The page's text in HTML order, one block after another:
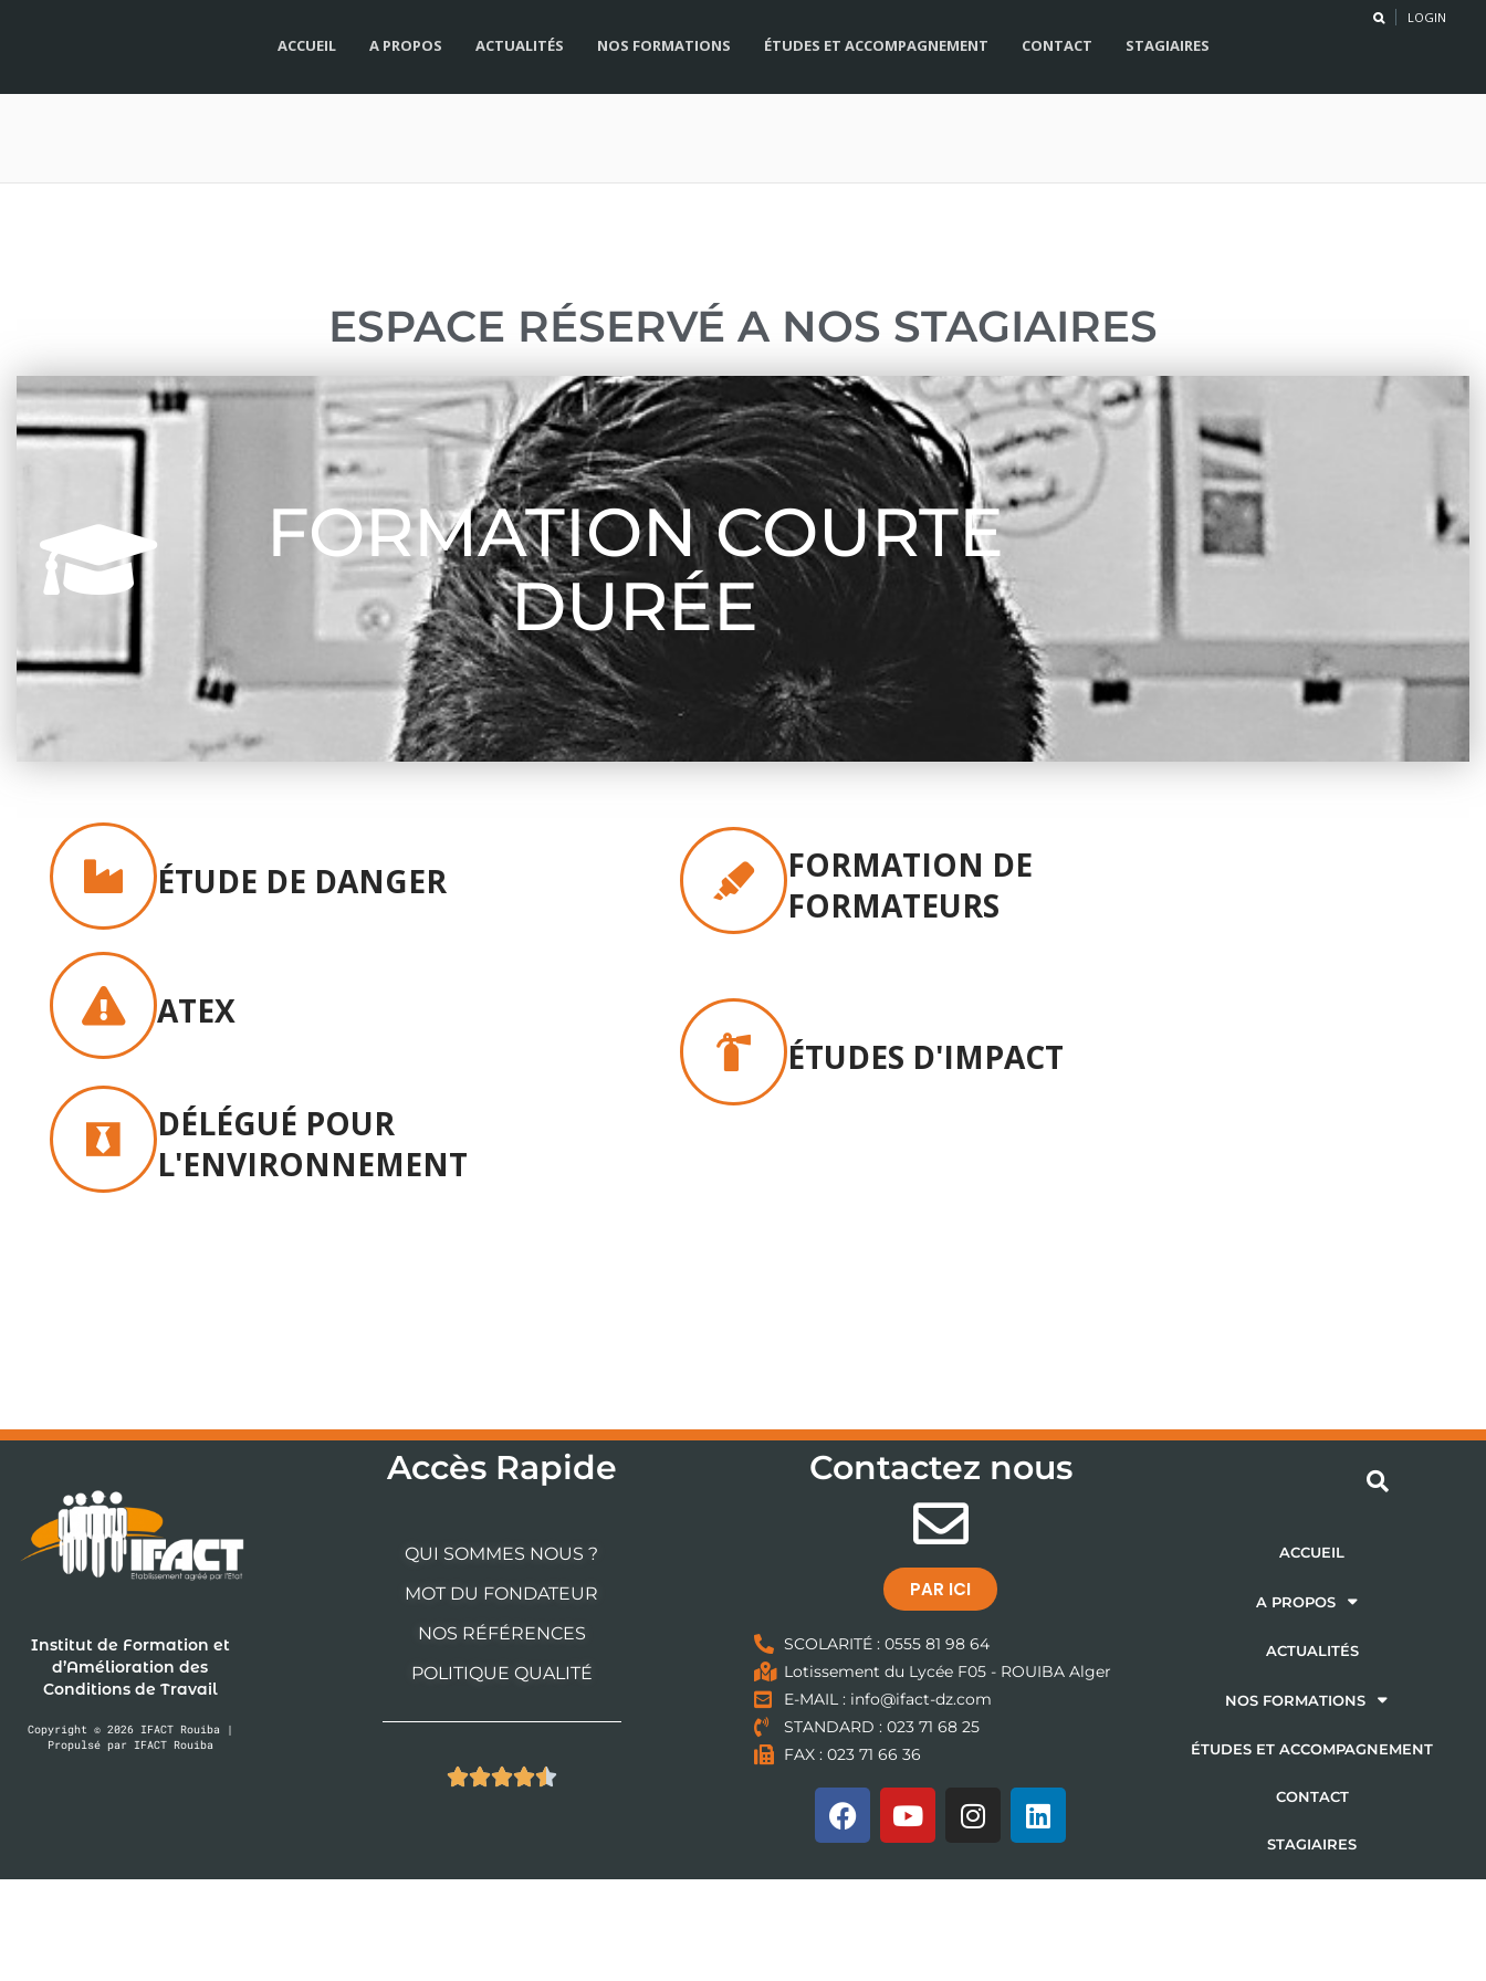
LOGIN
ACCUEIL A PROPOS ACTUALITÉS NOS FORMATIONS ÉTUDES ET ACCOMPAGNEMENT CONTACT STAGIAIRES
ESPACE RÉSERVÉ A NOS STAGIAIRES
FORMATION COURTE
DURÉE
ÉTUDE DE DANGER
ATEX
DÉLÉGUÉ POUR
L'ENVIRONNEMENT
FORMATION DE
FORMATEURS
ÉTUDES D'IMPACT
Institut de Formation et
d’Amélioration des
Conditions de Travail
Copyright © 2026 IFACT Rouiba |
Propulsé par IFACT Rouiba
Accès Rapide
QUI SOMMES NOUS ?
MOT DU FONDATEUR
NOS RÉFÉRENCES
POLITIQUE QUALITÉ

Contactez nous
PAR ICI
SCOLARITÉ : 0555 81 98 64
Lotissement du Lycée F05 - ROUIBA Alger
E-MAIL : info@ifact-dz.com
STANDARD : 023 71 68 25
FAX : 023 71 66 36
ACCUEIL
A PROPOS
ACTUALITÉS
NOS FORMATIONS
ÉTUDES ET ACCOMPAGNEMENT
CONTACT
STAGIAIRES